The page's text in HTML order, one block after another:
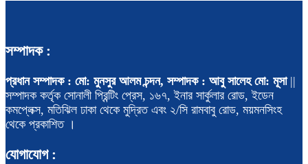
সম্পাদক :
প্রধান সম্পাদক : মো: মুনসুর আলম চন্দন, সম্পাদক : আবু সালেহ মো: মূসা||
সম্পাদক কর্তৃক সোনালী প্রিন্টিং প্রেস, ১৬৭, ইনার সার্কুলার রোড, ইডেন
কমপ্লেক্স, মতিঝিল ঢাকা থেকে মুদ্রিত এবং ২/সি রামবাবু রোড, ময়মনসিংহ
থেকে প্রকাশিত ।
যোগাযোগ :